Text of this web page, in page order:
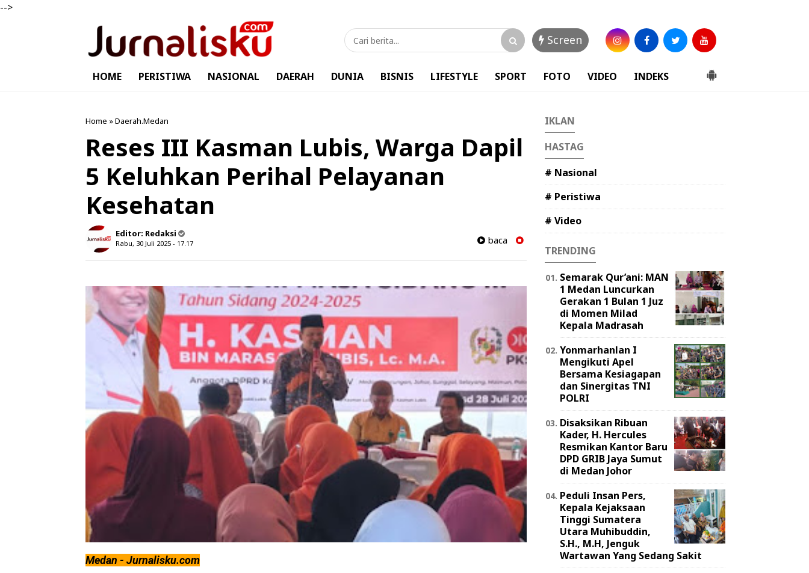
-->
Screen
HOME PERISTIWA NASIONAL DAERAH DUNIA BISNIS LIFESTYLE SPORT FOTO VIDEO INDEKS
Home »Daerah.Medan
Reses III Kasman Lubis, Warga Dapil
5 Keluhkan Perihal Pelayanan
Kesehatan
Editor: Redaksi
Rabu, 30 Juli 2025 - 17.17 baca
Medan - Jurnalisku.com
IKLAN
HASTAG
# Nasional
# Peristiwa
# Video
TRENDING
Semarak Qur’ani: MAN
1 Medan Luncurkan
Gerakan 1 Bulan 1 Juz
di Momen Milad
Kepala Madrasah
Yonmarhanlan I
Mengikuti Apel
Bersama Kesiagapan
dan Sinergitas TNI
POLRI
Disaksikan Ribuan
Kader, H. Hercules
Resmikan Kantor Baru
DPD GRIB Jaya Sumut
di Medan Johor
Peduli Insan Pers,
Kepala Kejaksaan
Tinggi Sumatera
Utara Muhibuddin,
S.H., M.H, Jenguk
Wartawan Yang Sedang Sakit